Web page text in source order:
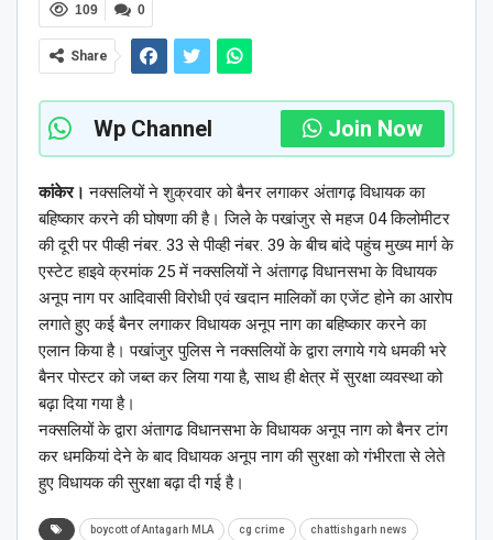
0
109
Share
Wp Channel Join Now
कांकेर। नक्सलियों ने शुक्रवार को बैनर लगाकर अंतागढ़ विधायक का
बहिष्कार करने की घोषणा की है। जिले के पखांजुर से महज 04 किलोमीटर
की दूरी पर पीव्ही नंबर. 33 से पीव्ही नंबर. 39 के बीच बांदे पहुंच मुख्य मार्ग के
एस्टेट हाइवे क्रमांक 25 में नक्सलियों ने अंतागढ़ विधानसभा के विधायक
अनूप नाग पर आदिवासी विरोधी एवं खदान मालिकों का एजेंट होने का आरोप
लगाते हुए कई बैनर लगाकर विधायक अनूप नाग का बहिष्कार करने का
एलान किया है। पखांजुर पुलिस ने नक्सलियों के द्वारा लगाये गये धमकी भरे
बैनर पोस्टर को जब्त कर लिया गया है, साथ ही क्षेत्र में सुरक्षा व्यवस्था को
बढ़ा दिया गया है।
नक्सलियों के द्वारा अंतागढ विधानसभा के विधायक अनूप नाग को बैनर टांग
कर धमकियां देने के बाद विधायक अनूप नाग की सुरक्षा को गंभीरता से लेते
हुए विधायक की सुरक्षा बढ़ा दी गई है।
boycott of Antagarh MLA cg crime chattishgarh news